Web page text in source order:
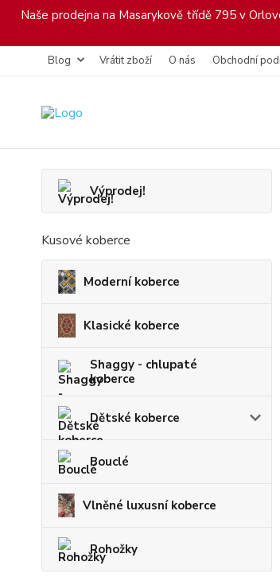
Naše prodejna na Masarykově třídě 795 v
Blog Vrátit zboží O nás Obchodní
Výprodej!
Kusové koberce
Moderní koberce
Klasické koberce
Shaggy - chlupaté
koberce
Dětské koberce
Bouclé
Vlněné luxusní koberce
Rohožky